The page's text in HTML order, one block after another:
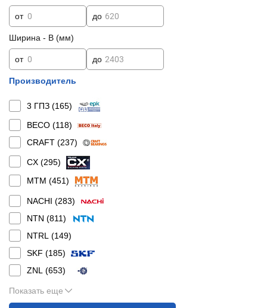
от до
Ширина - B (мм)
от до
Производитель
3 ГПЗ (165)
BECO (118)
CRAFT (237)
CX (295)
MTM (451)
NACHI (283)
NTN (811)
NTRL (149)
SKF (185)
ZNL (653)
Показать еще